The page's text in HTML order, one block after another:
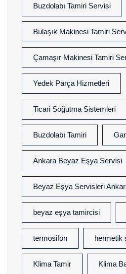
Buzdolabı Tamiri Servisi
Bulaşık Makinesi Tamiri
Çamaşır Makinesi Tamiri
Yedek Parça Hizmetleri
Ticari Soğutma Sistemleri
Buzdolabı Tamiri
Ankara Beyaz Eşya Servisi
Beyaz Eşya Servisleri
beyaz eşya tamircisi
termosifon hermetik
Klima Tamir Klima